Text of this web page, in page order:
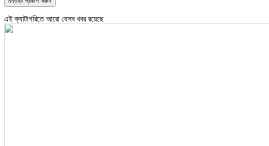
এই ক্যাটাগরিতে আরো যেসব খবর রয়েছে